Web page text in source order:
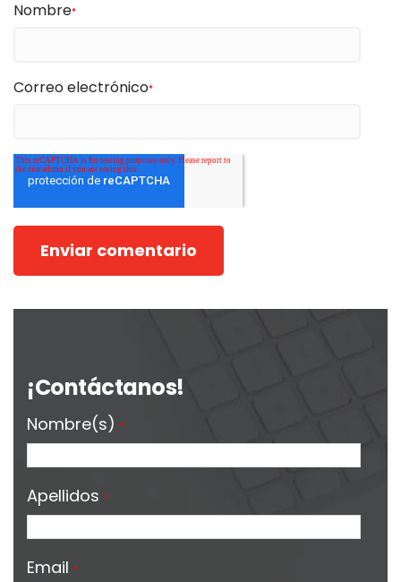
Nombre*
Correo electrónico*
¡Contáctanos!
Nombre(s) *
Apellidos *
Email *